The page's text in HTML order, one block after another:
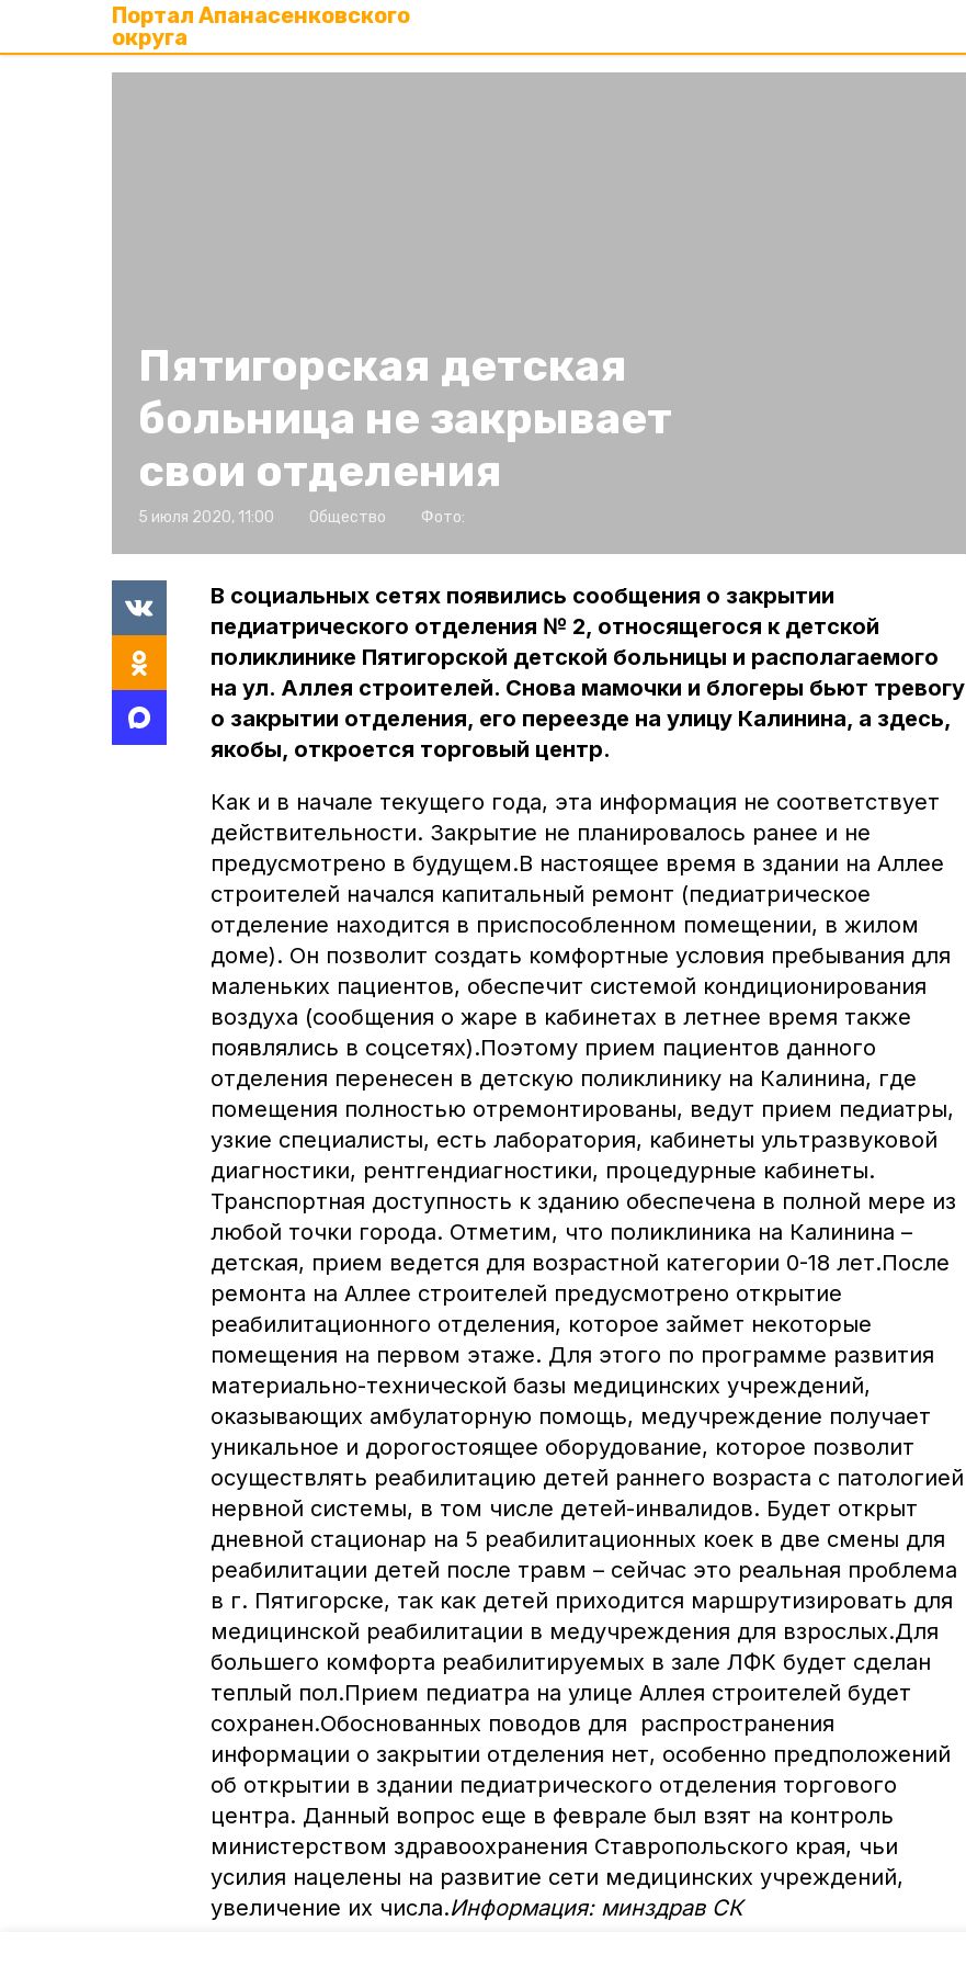
Портал Апанасенковского
округа
Пятигорская детская
больница не закрывает
свои отделения
5 июля 2020, 11:00 Общество Фото:
В социальных сетях появились сообщения о закрытии
педиатрического отделения № 2, относящегося к детской
поликлинике Пятигорской детской больницы и располагаемого
на ул. Аллея строителей. Снова мамочки и блогеры бьют тревогу
о закрытии отделения, его переезде на улицу Калинина, а здесь,
якобы, откроется торговый центр.
Как и в начале текущего года, эта информация не соответствует
действительности. Закрытие не планировалось ранее и не
предусмотрено в будущем.В настоящее время в здании на Аллее
строителей начался капитальный ремонт (педиатрическое
отделение находится в приспособленном помещении, в жилом
доме). Он позволит создать комфортные условия пребывания для
маленьких пациентов, обеспечит системой кондиционирования
воздуха (сообщения о жаре в кабинетах в летнее время также
появлялись в соцсетях).Поэтому прием пациентов данного
отделения перенесен в детскую поликлинику на Калинина, где
помещения полностью отремонтированы, ведут прием педиатры,
узкие специалисты, есть лаборатория, кабинеты ультразвуковой
диагностики, рентгендиагностики, процедурные кабинеты.
Транспортная доступность к зданию обеспечена в полной мере из
любой точки города. Отметим, что поликлиника на Калинина –
детская, прием ведется для возрастной категории 0-18 лет.После
ремонта на Аллее строителей предусмотрено открытие
реабилитационного отделения, которое займет некоторые
помещения на первом этаже. Для этого по программе развития
материально-технической базы медицинских учреждений,
оказывающих амбулаторную помощь, медучреждение получает
уникальное и дорогостоящее оборудование, которое позволит
осуществлять реабилитацию детей раннего возраста с патологией
нервной системы, в том числе детей-инвалидов. Будет открыт
дневной стационар на 5 реабилитационных коек в две смены для
реабилитации детей после травм – сейчас это реальная проблема
в г. Пятигорске, так как детей приходится маршрутизировать для
медицинской реабилитации в медучреждения для взрослых.Для
большего комфорта реабилитируемых в зале ЛФК будет сделан
теплый пол.Прием педиатра на улице Аллея строителей будет
сохранен.Обоснованных поводов для распространения
информации о закрытии отделения нет, особенно предположений
об открытии в здании педиатрического отделения торгового
центра. Данный вопрос еще в феврале был взят на контроль
министерством здравоохранения Ставропольского края, чьи
усилия нацелены на развитие сети медицинских учреждений,
увеличение их числа.Информация: минздрав СК